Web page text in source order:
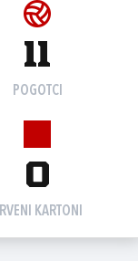
11
POGOTCI
0
KARTONI